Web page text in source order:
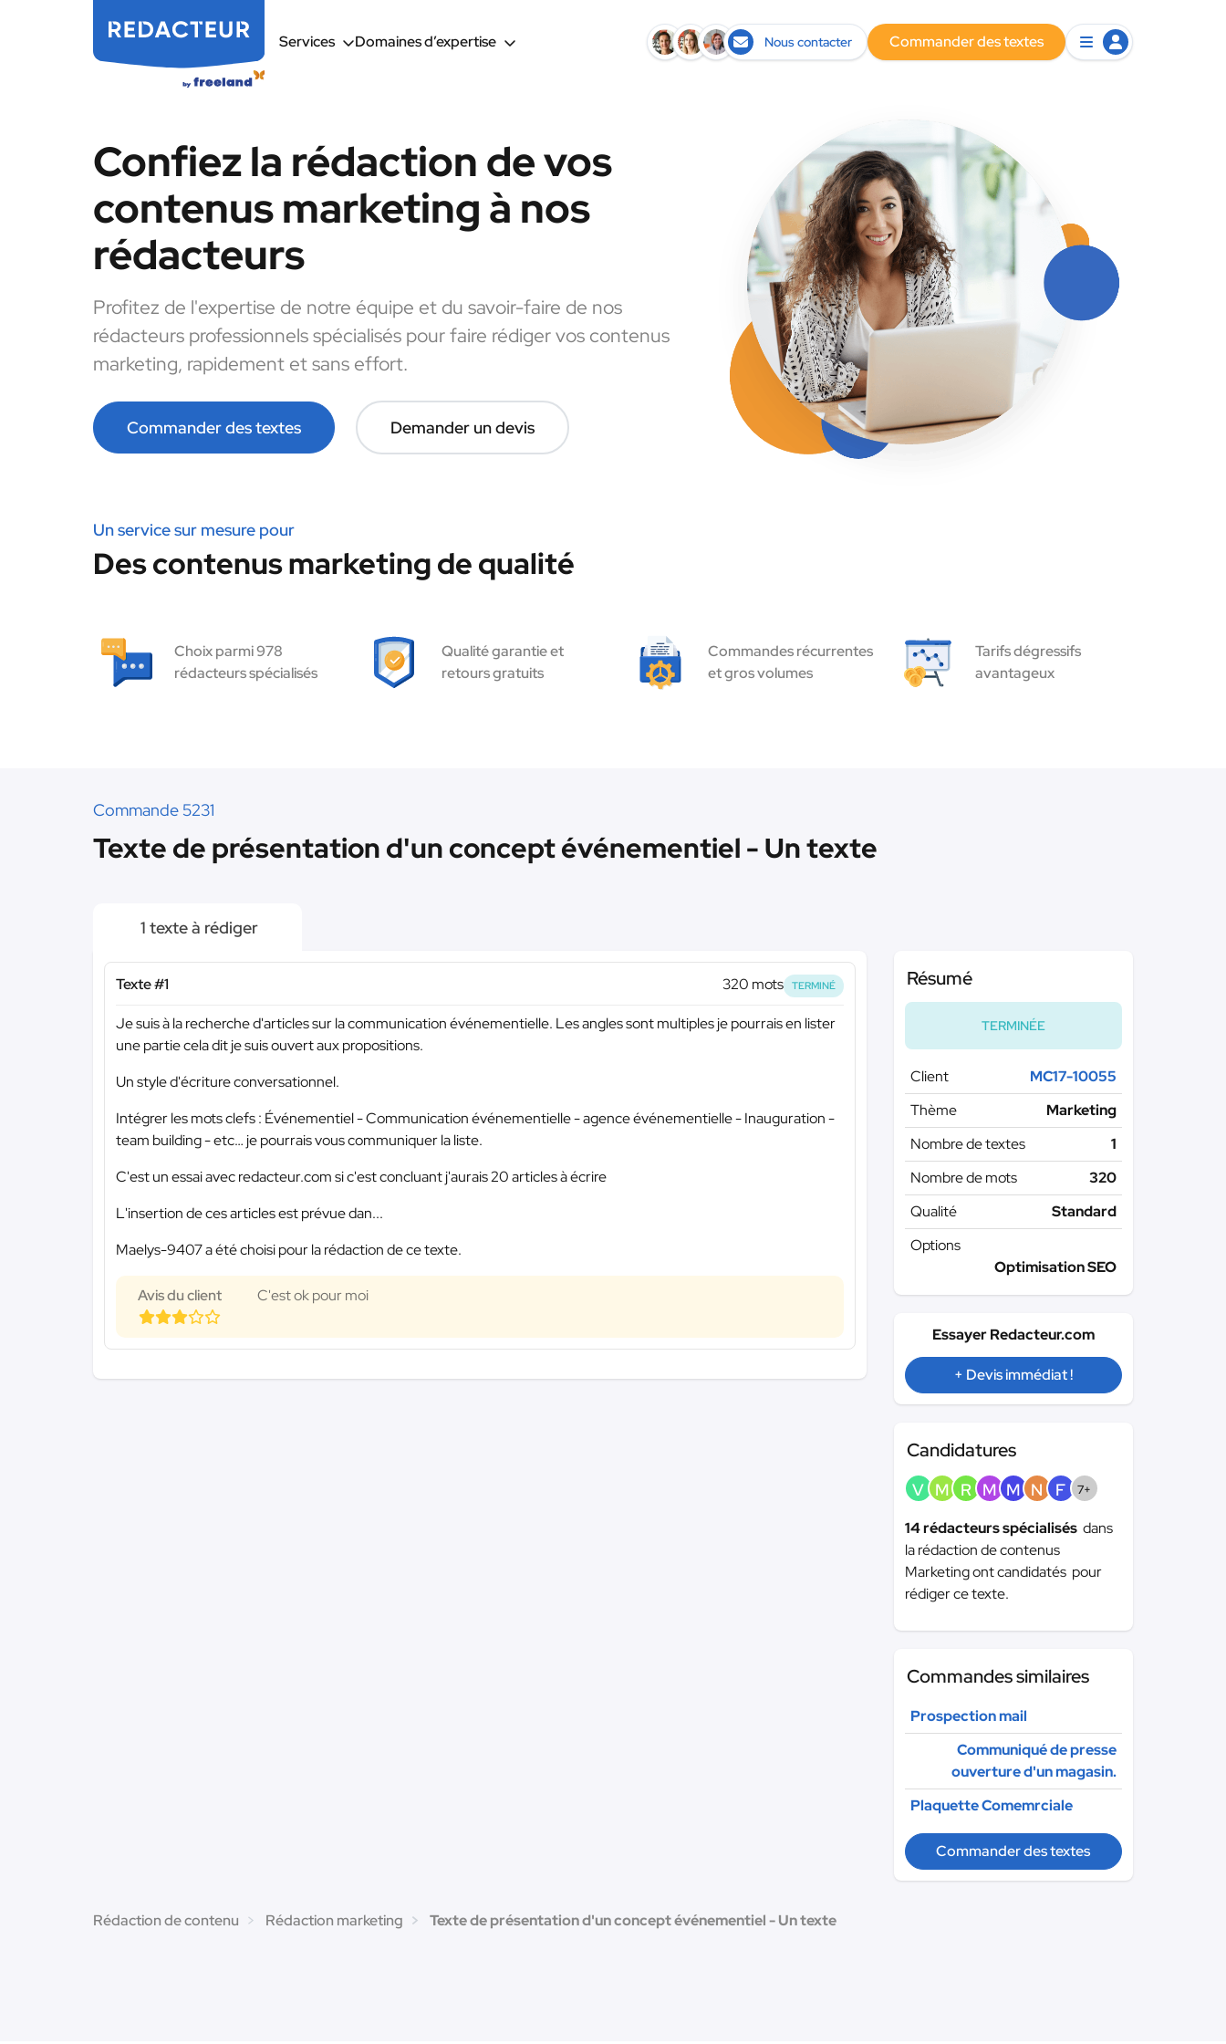
Services Domaines d’expertise Nous contacter Commander des textes
Confiez la rédaction de vos
contenus marketing à nos
rédacteurs
Profitez de l'expertise de notre équipe et du savoir-faire de nos
rédacteurs professionnels spécialisés pour faire rédiger vos contenus
marketing, rapidement et sans effort.
Commander des textes Demander un devis
Un service sur mesure pour
Des contenus marketing de qualité
Choix parmi 978
rédacteurs spécialisés
Qualité garantie et
retours gratuits
Commandes récurrentes
et gros volumes
Tarifs dégressifs
avantageux
Commande 5231
Texte de présentation d'un concept événementiel - Un texte
1 texte à rédiger
Texte #1 320 mots TERMINÉ
Je suis à la recherche d'articles sur la communication événementielle. Les angles sont multiples je pourrais en lister
une partie cela dit je suis ouvert aux propositions.
Un style d'écriture conversationnel.
Intégrer les mots clefs : Événementiel - Communication événementielle - agence événementielle - Inauguration -
team building - etc… je pourrais vous communiquer la liste.
C'est un essai avec redacteur.com si c'est concluant j'aurais 20 articles à écrire
L'insertion de ces articles est prévue dan...
Maelys-9407 a été choisi pour la rédaction de ce texte.
Avis du client C'est ok pour moi
Résumé
TERMINÉE
Client
MC17-10055
Thème
Marketing
Nombre de textes
1
Nombre de mots
320
Qualité
Standard
Options
Optimisation SEO
Essayer Redacteur.com
+ Devis immédiat !
Candidatures
V M R M M N F 7+
14 rédacteurs spécialisés dans
la rédaction de contenus
Marketing ont candidatés pour
rédiger ce texte.
Commandes similaires
Prospection mail
Communiqué de presse
ouverture d'un magasin.
Plaquette Comemrciale
Commander des textes
Rédaction de contenu Rédaction marketing Texte de présentation d'un concept événementiel - Un texte